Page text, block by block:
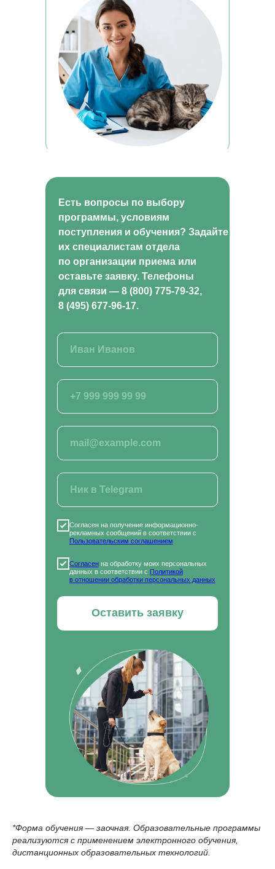
Есть вопросы по выбору
программы, условиям
поступления и обучения? Задайте
их специалистам отдела
по организации приема или
оставьте заявку. Телефоны
для связи — 8 (800) 775-79-32,
8 (495) 677-96-17.
Согласен на получение информационно-
рекламных сообщений в соответствии с
Пользовательским соглашением
Согласен на обработку моих персональных
данных в соответствии с Политикой
в отношении обработки персональных данных
Оставить заявку
*Форма обучения — заочная. Образовательные программы
реализуются с применением электронного обучения,
дистанционных образовательных технологий.
РЕКВИЗИТЫ
ИНН 7722392399
ОГРН 1177700004063
Юридический адрес:117535, г. Москва,
help.dpomipk@academcity.online
8 (800) 775-79-32, 8 (495) 677-96-17
Пн-вс 8:30-20:30 мск
help.dpomipk@dpomipk.ru
Заказать звонок
ВСЕ КУРСЫ
Кинология и зоопсихология
Рыбоводство
Ветеринария
Курсы для заводчиков
Ландшафтный дизайн
Фермерское хозяйство
Курсы для специалистов агропромышленного
Садоводство и огородничество
Ассистент ветеринарного врача
ВИДЫ ПРОГРАММ
Программы профессиональной переподготовки
Программы повышения квалификации
Основные программы профессионального
КАРТА САЙТА
Приведи друга
Как проходит обучение
Истории успеха
Сведения об образовательной организации
Политика в отношении обработки персональных
Правовая информация
Пользовательское соглашение
СКАЧИВАЙТЕ НАШЕ МОБИЛЬНОЕ
ПРИЛОЖЕНИЕ
Наша образовательная платформа и мобильное
приложение разработаны нашим партнером - ООО
«ИС «АКАДЕМРЕСУРС» участником проекта